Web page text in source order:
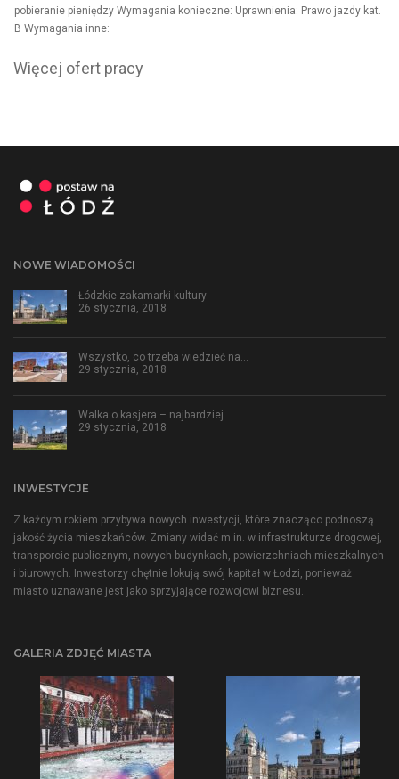
pobieranie pieniędzy Wymagania konieczne: Uprawnienia: Prawo jazdy kat.
B Wymagania inne:
Więcej ofert pracy
NOWE WIADOMOŚCI
Łódzkie zakamarki kultury
26 stycznia, 2018
Wszystko, co trzeba wiedzieć na…
29 stycznia, 2018
Walka o kasjera – najbardziej…
29 stycznia, 2018
INWESTYCJE
Z każdym rokiem przybywa nowych inwestycji, które znacząco podnoszą
jakość życia mieszkańców. Zmiany widać m.in. w infrastrukturze drogowej,
transporcie publicznym, nowych budynkach, powierzchniach mieszkalnych
i biurowych. Inwestorzy chętnie lokują swój kapitał w Łodzi, ponieważ
miasto uznawane jest jako sprzyjające rozwojowi biznesu.
GALERIA ZDJĘĆ MIASTA